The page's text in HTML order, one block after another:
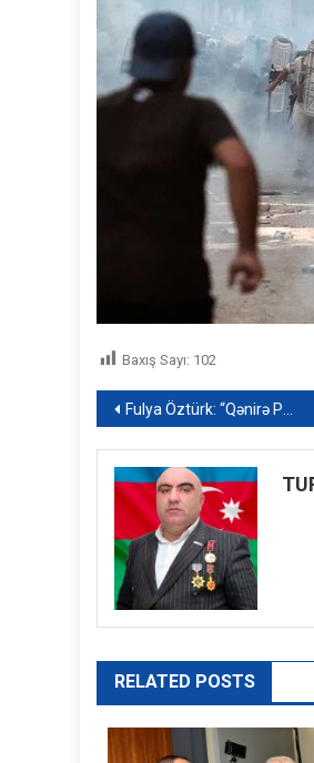
Baxış Sayı: 102
Yazı
naviqasiyası
Fulya Öztürk: “Qənirə Paşayevanın ölümü bizi çox üzdü” – VİDEO
RELATED POSTS